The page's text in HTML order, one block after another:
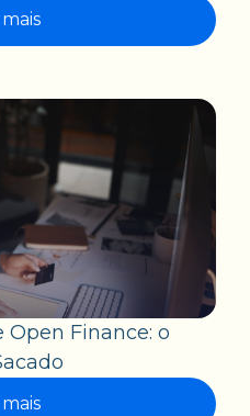
Finance: o